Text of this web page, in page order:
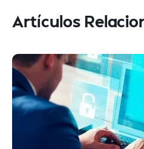
Artículos